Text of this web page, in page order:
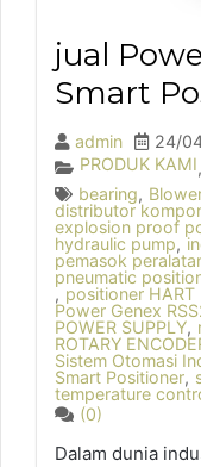
jual
Smart
admin
24/
PRODUK KAMI,
bearing,
distributor
explosion proof
hydraulic pump,
pemasok
pneumatic
, positioner
Power Genex
POWER SUPPLY,
ROTARY
Sistem Otomasi
Smart Positioner,
temperature
(0)
Dalam dunia